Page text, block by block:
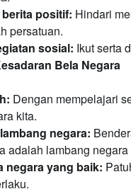
positif: Hindari
persatuan.
sosial: Ikut serta
Bela Negara
Dengan mempelajari
kita.
negara:
adalah lambang
negara yang baik: